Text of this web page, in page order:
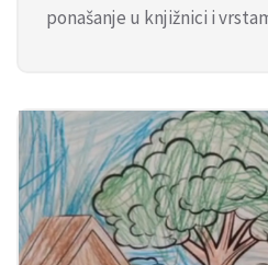
ponašanje u knjižnici i